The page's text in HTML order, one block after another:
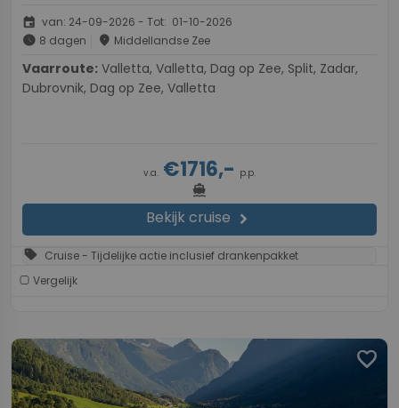
event van: 24-09-2026 - Tot: 01-10-2026
schedule 8 dagen place Middellandse Zee
Vaarroute:
Dubrovnik, Dag op Zee, Valletta
v.a. €1716,- p.p.
directions_boat
Bekijk cruise chevron_right
sell Cruise - Tijdelijke actie inclusief drankenpakket
Vergelijk
favorite